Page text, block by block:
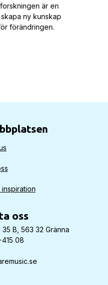
är en
ny kunskap
förändringen.
oss
B, 563 32 Gränna
08